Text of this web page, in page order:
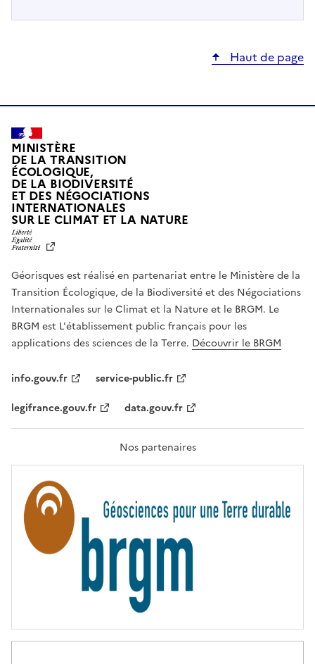
Haut de page
MINISTÈRE
DE LA TRANSITION
ÉCOLOGIQUE,
DE LA BIODIVERSITÉ
ET DES NÉGOCIATIONS
INTERNATIONALES
SUR LE CLIMAT ET LA NATUREL
T
É
,
É
G
A
L
F
A
T
R
T
É
Géorisques est réalisé en partenariat entre le Ministère de la
Transition Écologique, de la Biodiversité et des Négociations
Internationales sur le Climat et la Nature et le BRGM. Le
BRGM est L'établissement public français pour les
applications des sciences de la Terre. Découvrir le BRGM
info.gouv.fr
service-public.fr
legifrance.gouv.fr
data.gouv.fr
Nos partenaires